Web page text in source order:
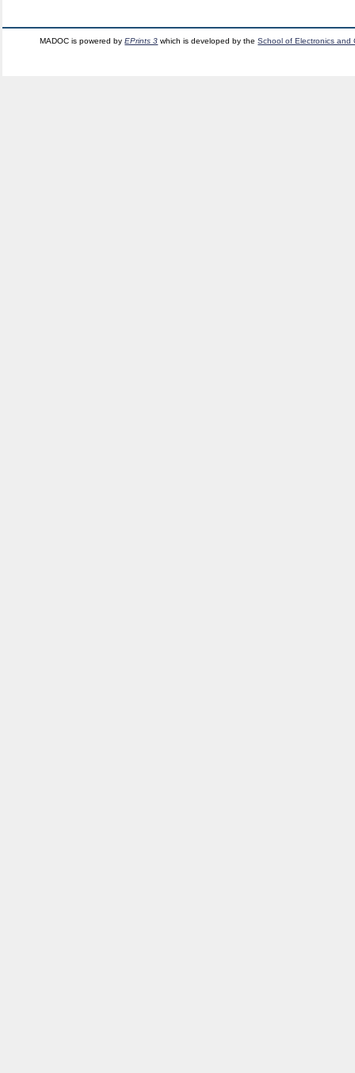
MADOC is powered byEPrints 3 which is developed by theSchool of Electronics and